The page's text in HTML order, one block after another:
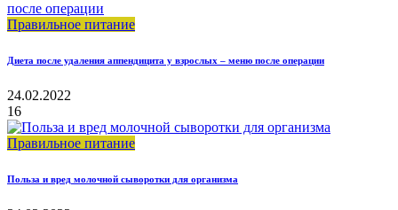
Правильное питание
Диета после удаления аппендицита у взрослых – меню после операции
24.02.2022
16
Правильное питание
Польза и вред молочной сыворотки для организма